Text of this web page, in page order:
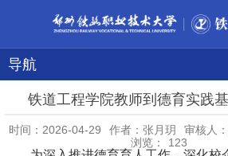
导航
铁道工程学院教师到德育实践
时间：2026-04-29 作者：张月玥 审核人
浏览：
123